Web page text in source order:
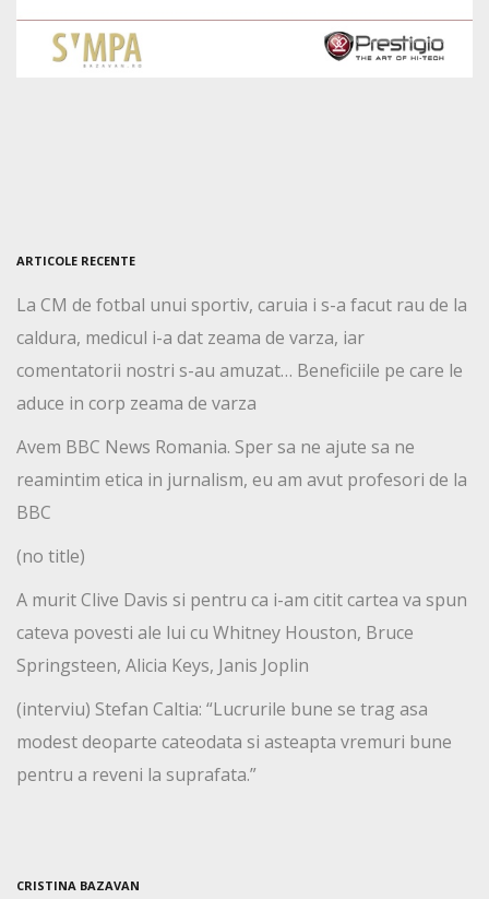
ARTICOLE RECENTE
La CM de fotbal unui sportiv, caruia i s-a facut rau de la
caldura, medicul i-a dat zeama de varza, iar
comentatorii nostri s-au amuzat… Beneficiile pe care le
aduce in corp zeama de varza
Avem BBC News Romania. Sper sa ne ajute sa ne
reamintim etica in jurnalism, eu am avut profesori de la
BBC
(no title)
A murit Clive Davis si pentru ca i-am citit cartea va spun
cateva povesti ale lui cu Whitney Houston, Bruce
Springsteen, Alicia Keys, Janis Joplin
(interviu) Stefan Caltia: “Lucrurile bune se trag asa
modest deoparte cateodata si asteapta vremuri bune
pentru a reveni la suprafata.”
CRISTINA BAZAVAN